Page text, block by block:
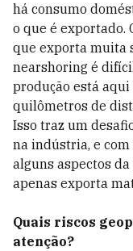
há consumo
o que é exportado.
que exporta muita
nearshoring é
produção está
quilômetros de
Isso traz um
na indústria, e
alguns aspectos
apenas exporta
Quais riscos
atenção?